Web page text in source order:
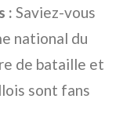
: Saviez-vous
national du
de bataille et
sont fans